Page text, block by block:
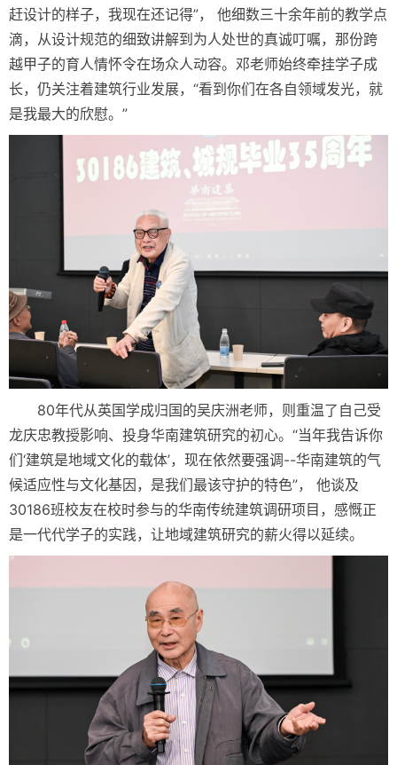
赶设计的样子，我现在还记得”， 他细数三十余年前的教学点
滴，从设计规范的细致讲解到为人处世的真诚叮嘱，那份跨
越甲子的育人情怀令在场众人动容。邓老师始终牵挂学子成
长，仍关注着建筑行业发展，“看到你们在各自领域发光，就
是我最大的欣慰。”
80年代从英国学成归国的吴庆洲老师，则重温了自己受
龙庆忠教授影响、投身华南建筑研究的初心。“当年我告诉你
们‘建筑是地域文化的载体’，现在依然要强调--华南建筑的气
候适应性与文化基因，是我们最该守护的特色”， 他谈及
30186班校友在校时参与的华南传统建筑调研项目，感慨正
是一代代学子的实践，让地域建筑研究的薪火得以延续。